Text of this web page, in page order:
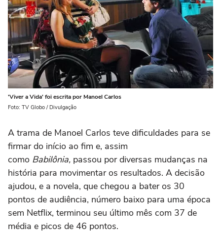
'Viver a Vida' foi escrita por Manoel Carlos
Foto: TV Globo / Divulgação
A trama de Manoel Carlos teve dificuldades para se
firmar do início ao fim e, assim
como Babilônia, passou por diversas mudanças na
história para movimentar os resultados. A decisão
ajudou, e a novela, que chegou a bater os 30
pontos de audiência, número baixo para uma época
sem Netflix, terminou seu último mês com 37 de
média e picos de 46 pontos.